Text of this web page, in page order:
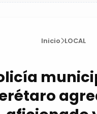
Inicio LOCAL